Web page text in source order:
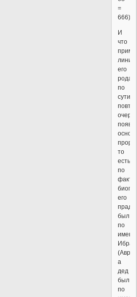
=
666).
И
что
линия
его
рода,
по
сути,
то
есть,
по
факту
его
был
по
имени
а
дед
был
по